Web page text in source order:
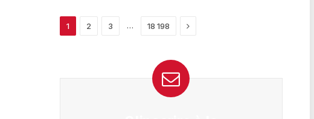
1 2 3 … 18 198 Next